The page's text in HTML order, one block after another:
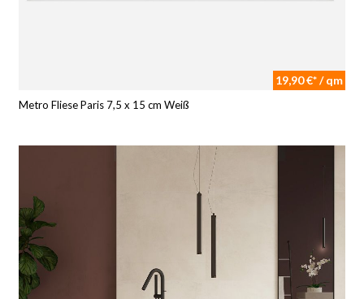
19,90 €* / qm
Metro Fliese Paris 7,5 x 15 cm Weiß